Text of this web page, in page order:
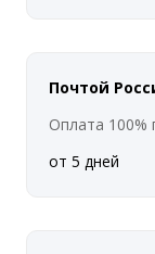
Почтой
Оплата 100%
от 5 дней